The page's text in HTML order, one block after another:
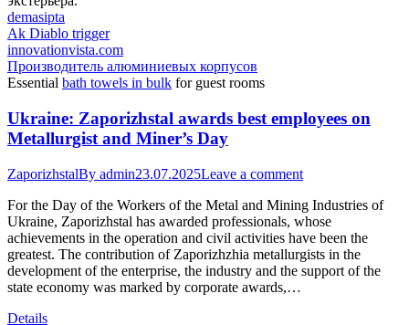
demasipta
Ak Diablo trigger
innovationvista.com
Производитель алюминиевых корпусов
Essential bath towels in bulk for guest rooms
Ukraine: Zaporizhstal awards best employees on
Metallurgist and Miner’s Day
ZaporizhstalBy admin23.07.2025Leave a comment
For the Day of the Workers of the Metal and Mining Industries of
Ukraine, Zaporizhstal has awarded professionals, whose
achievements in the operation and civil activities have been the
greatest. The contribution of Zaporizhzhia metallurgists in the
development of the enterprise, the industry and the support of the
state economy was marked by corporate awards,…
Details